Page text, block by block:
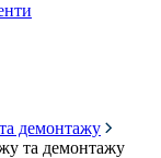
демонтажу
та демонтажу